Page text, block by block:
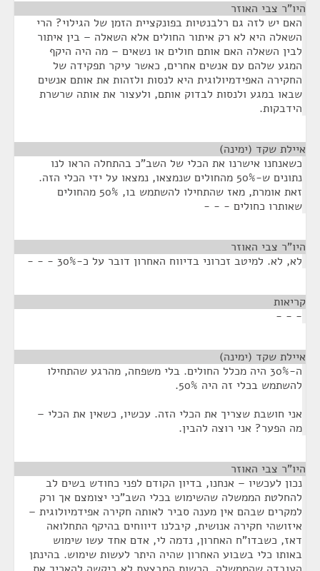
היו"ר צבי האוזר
האם יש לזה גם רלבנטיות בפונקציית הזמן של הגילוי? הרי
השאלה היא לא רק איתור החולים אלא השאלה – בין איתור
לבין השאלה האם אותם חולים או נשאים – מה היה היקף
המגע שלהם עם אנשים אחרים, כאשר עיקר תפקידה של
החקירה האפידמיולוגית היא לנסות ולזהות את אותם אנשים
שבאו במגע ולנסות לבדוק אותם, ולעצור את אותה שרשרת
הידבקות.
איילת שקד (ימינה)
כשאנחנו אישרנו את הכלי של השב"כ בהתחלה הראו לנו
נתונים ש-50% מהחולים שנמצאו, נמצאו על ידי הכלי הזה.
זאת אומרת, מאז שהתחילו להשתמש בו, 50% מהחולים
שאותרו כחולים - - -
היו"ר צבי האוזר
לא, לא. למיטב זכרוני בדיווח האחרון דובר על כ-30% - - -
קריאות
- - -
איילת שקד (ימינה)
ה-30% היה מכלל החולים. בלי משפחה, מהרגע שהתחילו
להשתמש בכלי זה היה 50%.
אני חושבת שצריך את הכלי הזה. עכשיו, כשאין את הכלי –
מה הפער? אני רוצה להבין.
היו"ר צבי האוזר
נכון לעכשיו – אנחנו, בדיון הקודם לפני כחודש בשים לב
להחלטת הממשלה שהשימוש בכלי השב"כי יצומצם אך ורק
למקרים שבהם אין מענה סביר לאותה חקירה אפידמיולוגית –
איזושהי חקירה אנושית, קיבלנו דיווחים בהיקף התחלואה
דאז, כשבדו"ח האחרון, נדמה לי, אדם אחד עשו שימוש
באותו כלי בשבוע האחרון שהיה היתר לעשות שימוש. בהינתן